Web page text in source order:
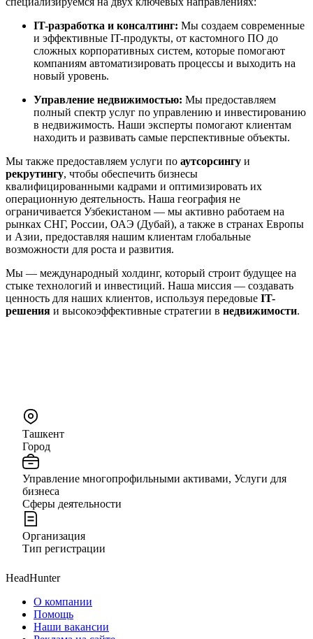
IT-разработка и консалтинг: Мы создаем современные
и эффективные IT-продукты, от кастомного ПО до
сложных корпоративных систем, которые помогают
компаниям автоматизировать процессы и выходить на
новый уровень.
Управление недвижимостью: Мы предоставляем
полный спектр услуг по управлению и инвестированию
в недвижимость. Наши эксперты помогают клиентам
находить и развивать самые перспективные объекты.
Мы также предоставляем услуги по аутсорсингу и
рекрутингу, чтобы обеспечить бизнесы
квалифицированными кадрами и оптимизировать их
операционную деятельность. Наша география не
ограничивается Узбекистаном — мы активно работаем на
рынках СНГ, России, ОАЭ (Дубай), а также в странах Европы
и Азии, предоставляя нашим клиентам глобальные
возможности для роста и развития.
Мы — международный холдинг, который строит будущее на
стыке технологий и инвестиций. Наша миссия — создавать
ценность для наших клиентов, используя передовые IT-
решения и высокоэффективные стратегии в недвижимости.
Ташкент
Город
Управление многопрофильными активами, Услуги для
бизнеса
Сферы деятельности
Организация
Тип регистрации
HeadHunter
О компании
Помощь
Наши вакансии